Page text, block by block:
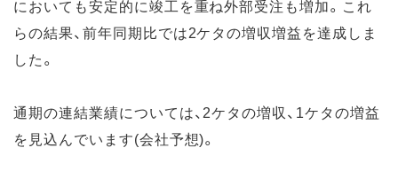
においても安定的に竣工を重ね外部受注も増加。これ
らの結果、前年同期比では2ケタの増収増益を達成しま
した。
通期の連結業績については、2ケタの増収、1ケタの増益
を見込んでいます(会社予想)。